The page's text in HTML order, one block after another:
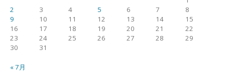
2
3 4 5 6 7
8
9
10 11 12 13 14
15
16
17 18 19 20 21
22
23
24 25 26 27 28
29
30
31
« 7月